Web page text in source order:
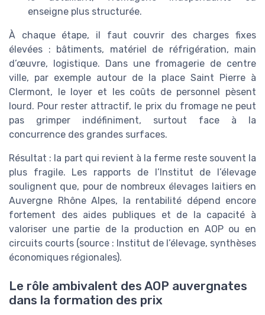
enseigne plus structurée.
À chaque étape, il faut couvrir des charges fixes
élevées : bâtiments, matériel de réfrigération, main
d’œuvre, logistique. Dans une fromagerie de centre
ville, par exemple autour de la place Saint Pierre à
Clermont, le loyer et les coûts de personnel pèsent
lourd. Pour rester attractif, le prix du fromage ne peut
pas grimper indéfiniment, surtout face à la
concurrence des grandes surfaces.
Résultat : la part qui revient à la ferme reste souvent la
plus fragile. Les rapports de l’Institut de l’élevage
soulignent que, pour de nombreux élevages laitiers en
Auvergne Rhône Alpes, la rentabilité dépend encore
fortement des aides publiques et de la capacité à
valoriser une partie de la production en AOP ou en
circuits courts (source : Institut de l’élevage, synthèses
économiques régionales).
Le rôle ambivalent des AOP auvergnates
dans la formation des prix